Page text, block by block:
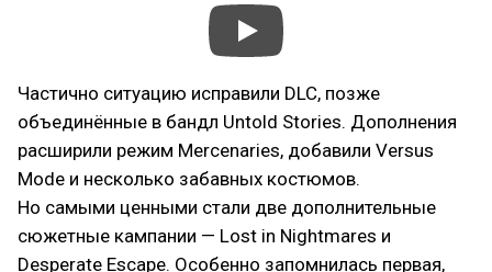
Частично ситуацию исправили DLC, позже
объединённые в бандл Untold Stories. Дополнения
расширили режим Mercenaries, добавили Versus
Mode и несколько забавных костюмов.
Но самыми ценными стали две дополнительные
сюжетные кампании — Lost in Nightmares и
Desperate Escape. Особенно запомнилась первая,